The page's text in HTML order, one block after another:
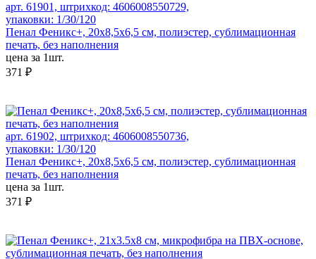
арт. 61901, штрихкод: 4606008550729,
упаковки: 1/30/120
Пенал Феникс+, 20х8,5х6,5 см, полиэстер, сублимационная
печать, без наполнения
цена за 1шт.
371 ₽
арт. 61902, штрихкод: 4606008550736,
упаковки: 1/30/120
Пенал Феникс+, 20х8,5х6,5 см, полиэстер, сублимационная
печать, без наполнения
цена за 1шт.
371 ₽